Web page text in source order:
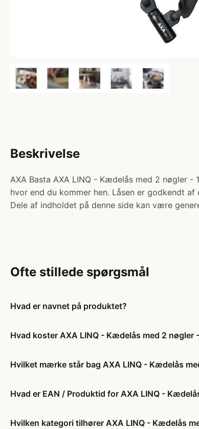
Beskrivelse
AXA Basta AXA LINQ - Kædelås med 2 nøgler
hvor end du kommer hen. Låsen er godkendt
Dele af indholdet på denne side kan være
Ofte stillede spørgsmål
Hvad er navnet på produktet?
Hvad koster AXA LINQ - Kædelås med 2 nøgler
Hvilket mærke står bag AXA LINQ - Kædelås
Hvad er EAN / Produktid for AXA LINQ -
Hvilken kategori tilhører AXA LINQ - Kædelås